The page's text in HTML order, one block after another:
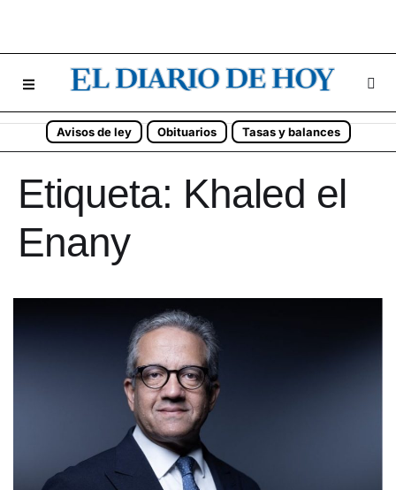
Avisos de ley Obituarios Tasas y balances
Etiqueta: Khaled el
Enany